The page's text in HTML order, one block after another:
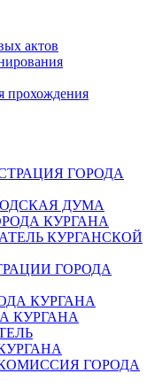
актов
прохождения
ГОРОДА
ДУМА
КУРГАНА
КУРГАНСКОЙ
ГОРОДА
КУРГАНА
КУРГАНА
ГОРОДА